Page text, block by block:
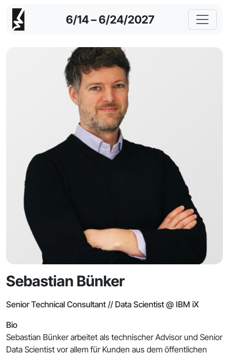
6/14 – 6/24/2027
Sebastian Bünker
Senior Technical Consultant // Data Scientist @ IBM iX
Bio
Sebastian Bünker arbeitet als technischer Advisor und Senior
Data Scientist vor allem für Kunden aus dem öffentlichen